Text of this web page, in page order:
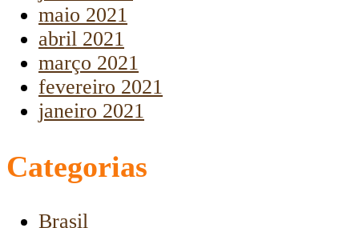
maio 2021
abril 2021
março 2021
fevereiro 2021
janeiro 2021
Categorias
Brasil